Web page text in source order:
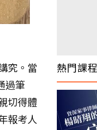
究。當
過筆
切得體
報考人
熱門課程